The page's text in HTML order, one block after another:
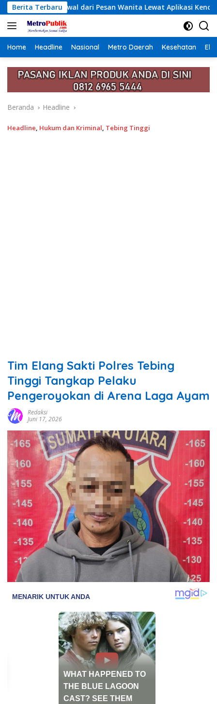
Langsung
ke
konten
Berita Terbaru
Wanita Lewat Aplikasi Kencan Ketum PWI Pusat
Home Headline Nasional Metro Daerah Kesehatan
Beranda Headline
Headline, Hukum dan Kriminal, Tebing Tinggi
Tim Elang Sakti Polres Tebing
Tinggi Tangkap Pelaku
Pengeroyokan di Arena Laga Ayam
Redaksi
Juni 17, 2026